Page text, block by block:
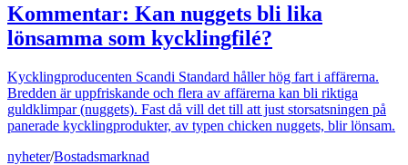
Kommentar: Kan nuggets bli lika
lönsamma som kycklingfilé?
Kycklingproducenten Scandi Standard håller hög fart i affärerna.
Bredden är uppfriskande och flera av affärerna kan bli riktiga
guldklimpar (nuggets). Fast då vill det till att just storsatsningen på
panerade kycklingprodukter, av typen chicken nuggets, blir lönsam.
nyheter/Bostadsmarknad